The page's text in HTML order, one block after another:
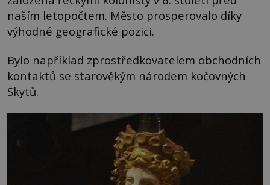
naším letopočtem. Město prosperovalo díky
výhodné geografické pozici.
Bylo například zprostředkovatelem obchodních
kontaktů se starověkým národem kočovných
Skytů.